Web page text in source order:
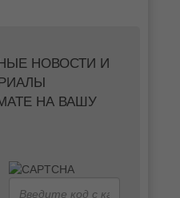
НОВОСТИ И
НА ВАШУ